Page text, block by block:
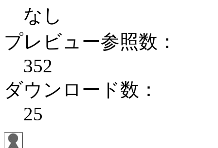
なし
プレビュー参照数：
352
ダウンロード数：
25